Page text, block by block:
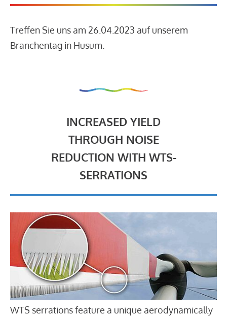
Treffen Sie uns am 26.04.2023 auf unserem
Branchentag in Husum.
INCREASED YIELD
THROUGH NOISE
REDUCTION WITH WTS-
SERRATIONS
WTS serrations feature a unique aerodynamically